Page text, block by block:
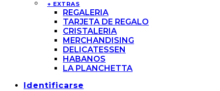
+ EXTRAS
REGALERIA
TARJETA DE REGALO
CRISTALERIA
MERCHANDISING
DELICATESSEN
HABANOS
LA PLANCHETTA
Identificarse